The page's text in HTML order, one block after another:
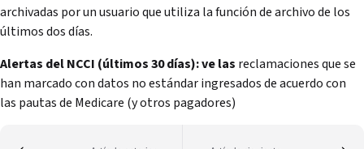
archivadas por un usuario que utiliza la función de archivo de los
últimos dos días.
Alertas del NCCI (últimos 30 días): ve las reclamaciones que se
han marcado con datos no estándar ingresados de acuerdo con
las pautas de Medicare (y otros pagadores)